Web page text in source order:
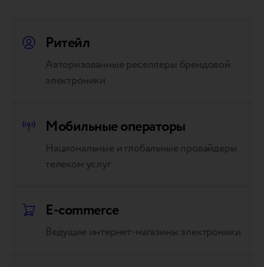
Ритейл
Авторизованные реселлеры брендовой
электроники
Мобильные операторы
Национальные и глобальные провайдеры
телеком услуг
E-commerce
Ведущие интернет-магазины электроники